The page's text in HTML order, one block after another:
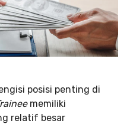
posisi penting di
memiliki
relatif besar